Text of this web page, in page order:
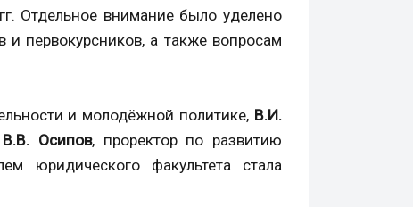
Отдельное внимание было уделено
первокурсников, а также вопросам
и молодёжной политике, В.И.
В.В. Осипов, проректор по развитию
юридического факультета стала